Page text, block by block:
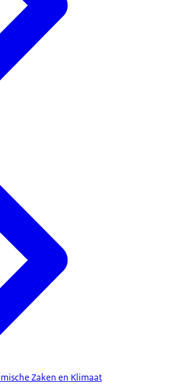
Zaken en Klimaat